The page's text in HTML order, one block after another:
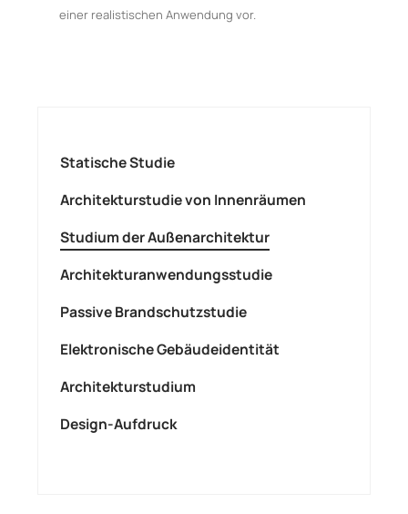
einer realistischen Anwendung vor.
Statische Studie
Architekturstudie von Innenräumen
Studium der Außenarchitektur
Architekturanwendungsstudie
Passive Brandschutzstudie
Elektronische Gebäudeidentität
Architekturstudium
Design-Aufdruck